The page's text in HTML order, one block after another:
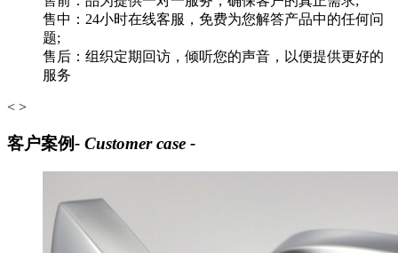
售中：24小时在线客服，免费为您解答产品中的任何问
题;
售后：组织定期回访，倾听您的声音，以便提供更好的
服务
< >
客户案例- Customer case -